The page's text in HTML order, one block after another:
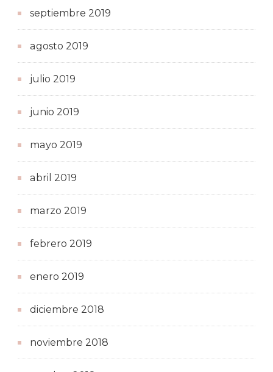
septiembre 2019
agosto 2019
julio 2019
junio 2019
mayo 2019
abril 2019
marzo 2019
febrero 2019
enero 2019
diciembre 2018
noviembre 2018